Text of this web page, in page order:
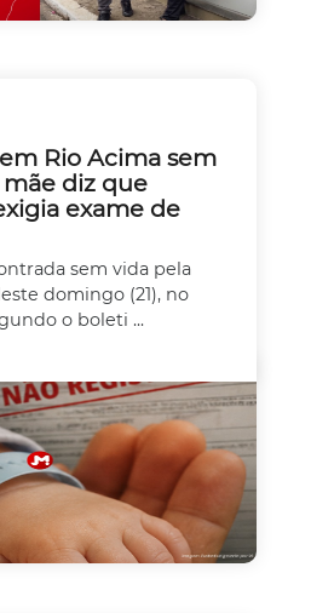
Rio Acima sem
diz que
exame de
sem vida pela
domingo (21), no
o boleti ...